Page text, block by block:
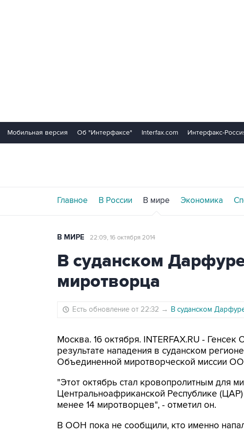
Мобильная версия Об "Интерфаксе" Interfax.com Интерфакс-
Главное В России В мире Экономика
В МИРЕ 22:09, 16 октября 2014
В суданском
миротворца
Есть обновление от 22:32 → В суданском
Москва. 16 октября. INTERFAX.RU -
результате нападения в суданском
Объединенной миротворческой миссии
"Этот октябрь стал кровопролитным
Центральноафриканской Республике
менее 14 миротворцев", - отметил он.
В ООН пока не сообщили, кто именно